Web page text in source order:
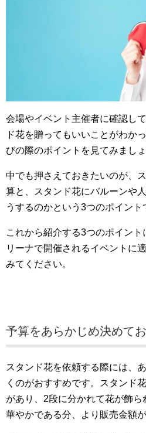
会場やイベント主催者に確認し
ド花を贈ってもいいことがわか
びの際のポイントを見てみましょ
中でも押さえておきたいのが、
算と、スタンド花にバルーンや
うするのかという3つのポイント
これから紹介する3つのポイン
リーナで開催されるイベントに
みてください。
予算をあらかじめ決めてお
スタンド花を依頼する際には、
くのがおすすめです。スタンド
があり、2段に分かれて花が飾
華やかである分、より販売金額